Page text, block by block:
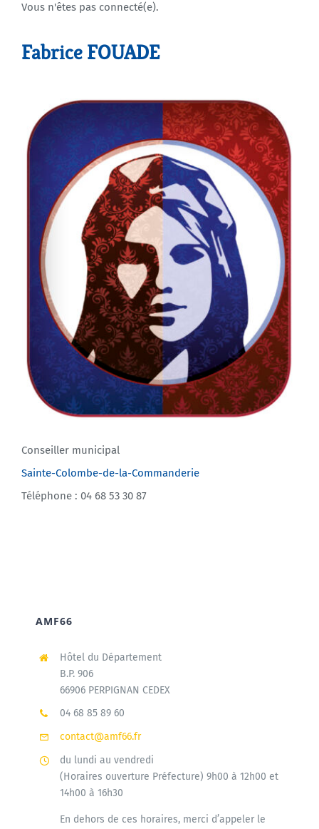
Agenda
Vous n'êtes pas connecté(e).
Fabrice FOUADE
Conseiller municipal
Sainte-Colombe-de-la-Commanderie
Téléphone : 04 68 53 30 87
AMF66
Hôtel du Département
B.P. 906
66906 PERPIGNAN CEDEX
04 68 85 89 60
contact@amf66.fr
du lundi au vendredi
(Horaires ouverture Préfecture) 9h00 à 12h00 et
14h00 à 16h30
En dehors de ces horaires, merci d’appeler le